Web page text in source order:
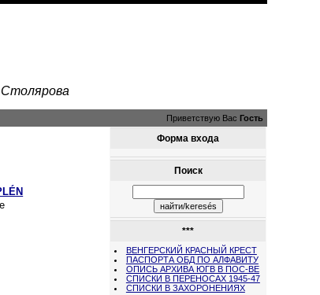
Приветствую Вас Гость
Форма входа
Поиск
***
ВЕНГЕРСКИЙ КРАСНЫЙ КРЕСТ
ПАСПОРТА ОБД ПО АЛФАВИТУ
ОПИСЬ АРХИВА ЮГВ В ПОС-ВЕ
СПИСКИ В ПЕРЕНОСАХ 1945-47
СПИСКИ В ЗАХОРОНЕНИЯХ